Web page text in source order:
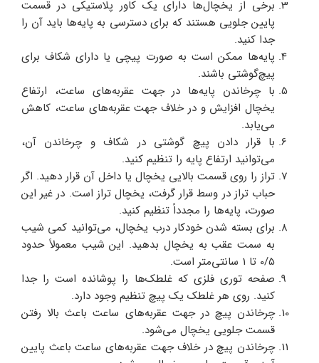
برخی از یخچال‌ها دارای یک کاور پلاستیکی در قسمت
پایین جلویی هستند که برای دسترسی به پایه‌ها باید آن را
جدا کنید.
پایه‌ها ممکن است به صورت پیچی یا دارای شکاف برای
پیچ‌گوشتی باشند.
با چرخاندن پایه‌ها در جهت عقربه‌های ساعت، ارتفاع
یخچال افزایش و در خلاف جهت عقربه‌های ساعت، کاهش
می‌یابد.
با قرار دادن پیچ‌ گوشتی در شکاف و چرخاندن آن،
می‌توانید ارتفاع پایه را تنظیم کنید.
تراز را روی قسمت بالایی یخچال یا داخل آن قرار دهید. اگر
حباب تراز در وسط قرار گرفت، یخچال تراز است. در غیر این
صورت، پایه‌ها را مجدداً تنظیم کنید.
برای بسته شدن خودکار درب یخچال، می‌توانید کمی شیب
به سمت عقب به یخچال بدهید. این شیب معمولاً حدود
0/5 تا 1 سانتی‌متر است.
صفحه توری فلزی که غلطک‌ها را پوشانده است را جدا
کنید. روی هر غلطک یک پیچ تنظیم وجود دارد.
چرخاندن پیچ در جهت عقربه‌های ساعت باعث بالا رفتن
قسمت جلویی یخچال می‌شود.
چرخاندن پیچ در خلاف جهت عقربه‌های ساعت باعث پایین